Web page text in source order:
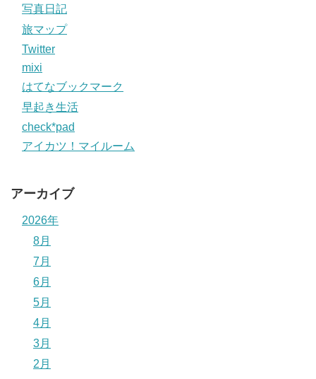
写真日記
旅マップ
Twitter
mixi
はてなブックマーク
早起き生活
check*pad
アイカツ！マイルーム
アーカイブ
2026年
8月
7月
6月
5月
4月
3月
2月